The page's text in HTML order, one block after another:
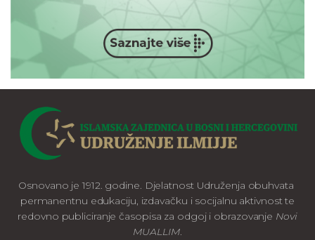
Osnovano je 1912. godine. Djelatnost Udruženja obuhvata
permanentnu edukaciju, izdavačku i socijalnu aktivnost te
redovno publiciranje časopisa za odgoj i obrazovanje Novi
MUALLIM.